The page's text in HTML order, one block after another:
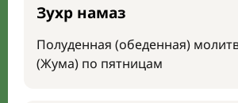
Зухр намаз
Полуденная (обеденная)
(Жума) по пятницам